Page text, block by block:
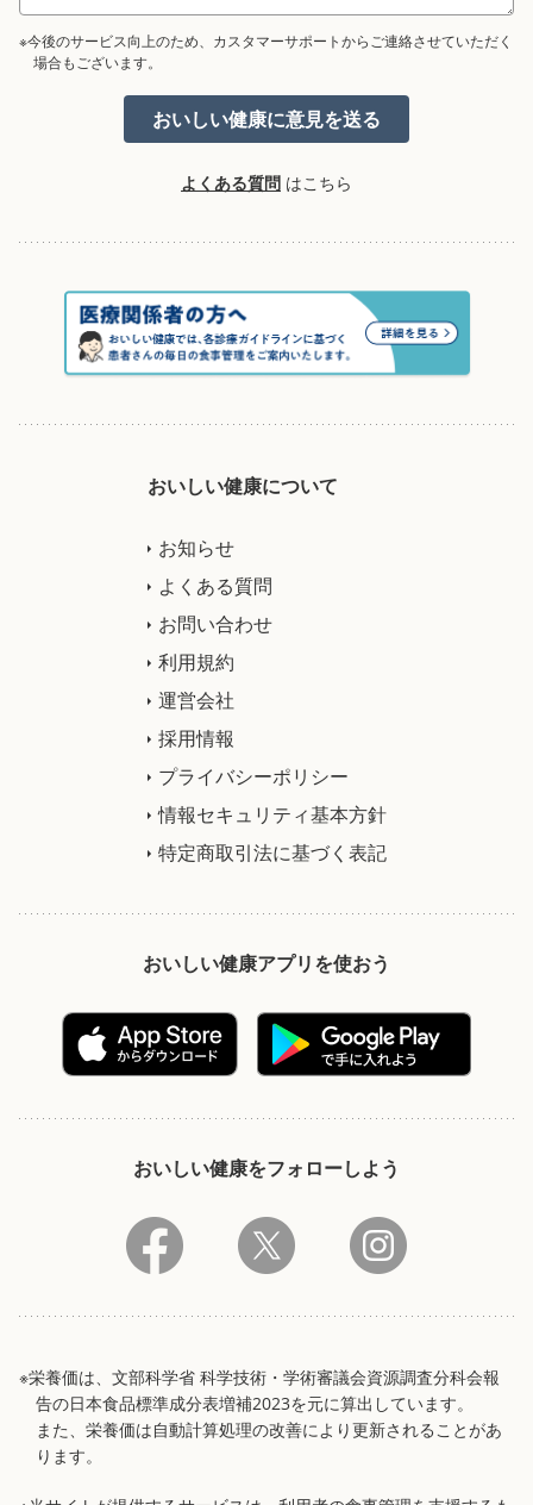
※今後のサービス向上のため、カスタマーサポートからご連絡させていただく
場合もございます。
よくある質問 はこちら
おいしい健康について
お知らせ
よくある質問
お問い合わせ
利用規約
運営会社
採用情報
プライバシーポリシー
情報セキュリティ基本方針
特定商取引法に基づく表記
おいしい健康アプリを使おう
おいしい健康をフォローしよう
※栄養価は、文部科学省 科学技術・学術審議会資源調査分科会報
告の日本食品標準成分表増補2023を元に算出しています。
また、栄養価は自動計算処理の改善により更新されることがあ
ります。